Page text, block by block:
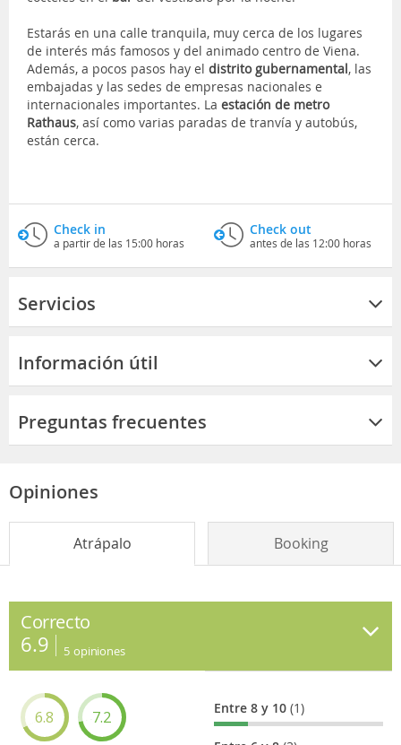
Estarás en una calle tranquila, muy cerca de los lugares
de interés más famosos y del animado centro de Viena.
Además, a pocos pasos hay el distrito gubernamental, las
embajadas y las sedes de empresas nacionales e
internacionales importantes. La estación de metro
Rathaus, así como varias paradas de tranvía y autobús,
están cerca.
Check in
a partir de las 15:00 horas
Check out
antes de las 12:00 horas
Servicios
Información útil
Preguntas frecuentes
Opiniones
Atrápalo Booking
Correcto
6.9 5 opiniones
6.8 7.2 Entre 8 y 10(1)